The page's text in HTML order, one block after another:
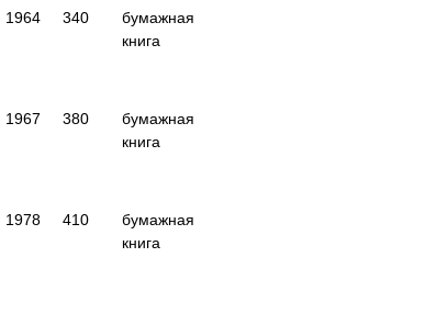
1964 340
бумажная
книга
1967 380
бумажная
книга
1978 410
бумажная
книга